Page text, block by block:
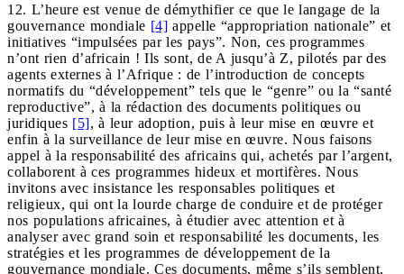
12. L’heure est venue de démythifier ce que le langage de la
gouvernance mondiale [4] appelle “appropriation nationale” et
initiatives “impulsées par les pays”. Non, ces programmes
n’ont rien d’africain ! Ils sont, de A jusqu’à Z, pilotés par des
agents externes à l’Afrique : de l’introduction de concepts
normatifs du “développement” tels que le “genre” ou la “santé
reproductive”, à la rédaction des documents politiques ou
juridiques [5], à leur adoption, puis à leur mise en œuvre et
enfin à la surveillance de leur mise en œuvre. Nous faisons
appel à la responsabilité des africains qui, achetés par l’argent,
collaborent à ces programmes hideux et mortifères. Nous
invitons avec insistance les responsables politiques et
religieux, qui ont la lourde charge de conduire et de protéger
nos populations africaines, à étudier avec attention et à
analyser avec grand soin et responsabilité les documents, les
stratégies et les programmes de développement de la
gouvernance mondiale. Ces documents, même s’ils semblent,